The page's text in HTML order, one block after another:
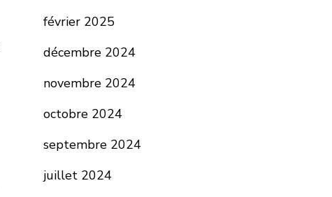
février 2025
décembre 2024
novembre 2024
octobre 2024
septembre 2024
juillet 2024